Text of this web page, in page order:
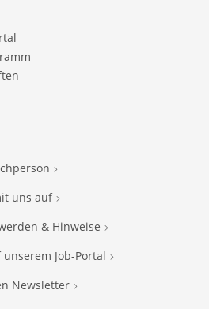
uns auf
& Hinweise
Job-Portal
Newsletter